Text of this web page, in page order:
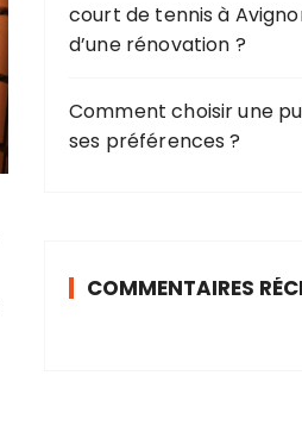
court de tennis à
d’une rénovation ?
Comment choisir une
ses préférences ?
COMMENTAIRES